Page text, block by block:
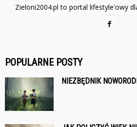
Zieloni2004.pl to portal lifestyle'owy
POPULARNE POSTY
NIEZBĘDNIK